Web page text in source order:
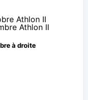
à droite